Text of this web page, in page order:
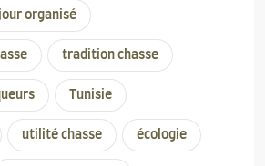
organisé
tradition chasse
Tunisie
utilité chasse écologie